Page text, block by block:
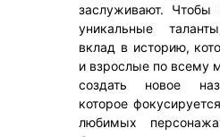
заслуживают. Чтобы
уникальные
вклад в историю,
и взрослые по всему
создать новое
которое
любимых